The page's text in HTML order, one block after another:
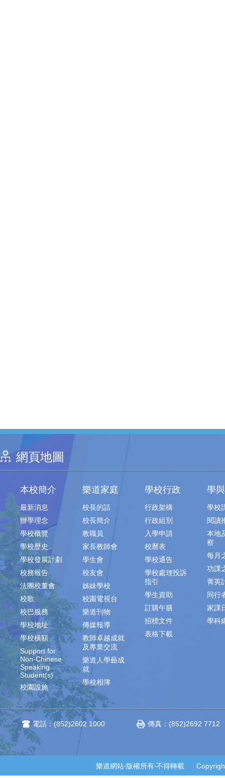
網頁地圖
本校簡介
最新消息
辦學理念
學校概覽
學校歷史
學校發展計劃
校務報告
法團校董會
校歌
校巴服務
學校地址
學校橫額
Support for
Non-Chinese
Speaking
Student(s)
校園設施
樂道家庭
校長的話
校長簡介
教職員
家長教師會
學生會
校友會
姊妹學校
校園電視台
樂道刊物
傳媒報導
教師卓越成就
及專業交流
樂道人學藝成
就
學校相簿
學校行政
行政架構
行政組別
入學申請
校曆表
學校通告
學校處理投訴
指引
學生資助
訂購午膳
招標文件
表格下載
學
學校
閱讀
本地
察
每月
功課
菁英
同行
家課
學科
電話：(852)2602 1000 傳真：(852)2692 7712
樂道網站‧版權所有‧不得轉載